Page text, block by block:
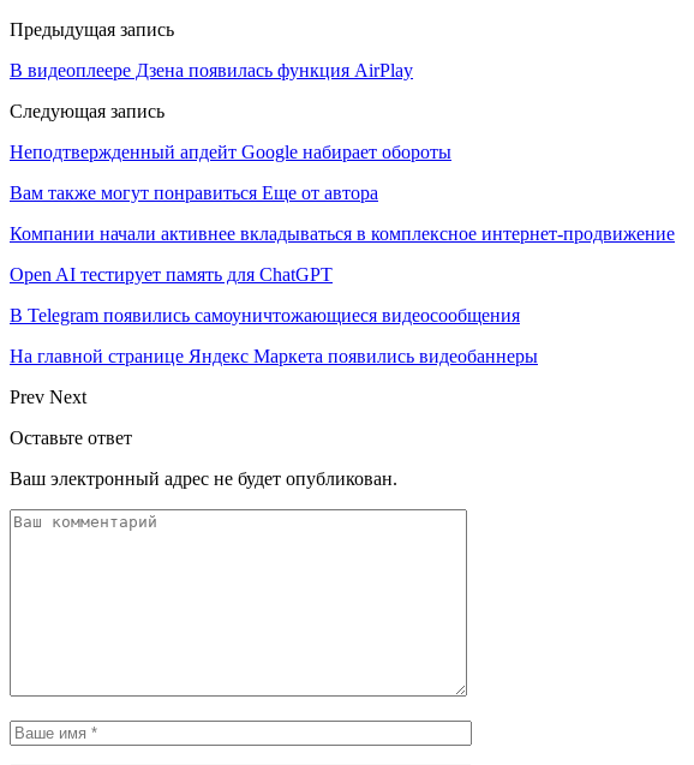
Предыдущая запись
В видеоплеере Дзена появилась функция AirPlay
Следующая запись
Неподтвержденный апдейт Google набирает обороты
Вам также могут понравиться Еще от автора
Компании начали активнее вкладываться в комплексное интернет-продвижение
Open AI тестирует память для ChatGPT
В Telegram появились самоуничтожающиеся видеосообщения
На главной странице Яндекс Маркета появились видеобаннеры
Prev Next
Оставьте ответ
Ваш электронный адрес не будет опубликован.